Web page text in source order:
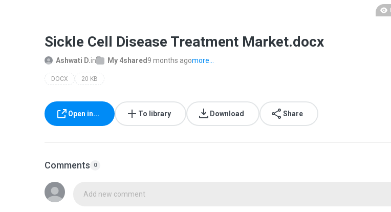
Sickle Cell Disease Treatment Market.docx
Ashwati D.in My 4shared 9 months agomore...
DOCX 20 KB
Open in... To library Download Share
Comments 0
Add new comment